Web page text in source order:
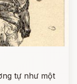
tự như một